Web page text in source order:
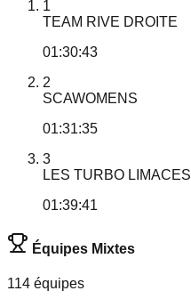
1
TEAM RIVE DROITE
01:30:43
2
SCAWOMENS
01:31:35
3
LES TURBO LIMACES
01:39:41
Équipes Mixtes
114 équipes